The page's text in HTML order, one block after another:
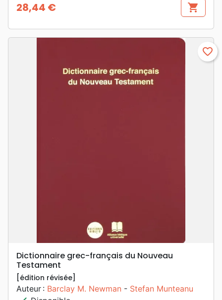
Prix
28,44 € shopping_cart
favorite_border
Dictionnaire grec-français du Nouveau
Testament
[édition révisée]
Auteur : Barclay M. Newman - Stefan Munteanu